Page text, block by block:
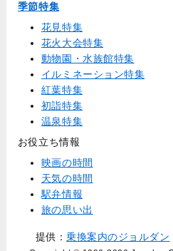
季節特集
花見特集
花火大会特集
動物園・水族館特集
イルミネーション特集
紅葉特集
初詣特集
温泉特集
お役立ち情報
映画の時間
天気の時間
駅弁情報
旅の思い出
提供：乗換案内のジョルダン